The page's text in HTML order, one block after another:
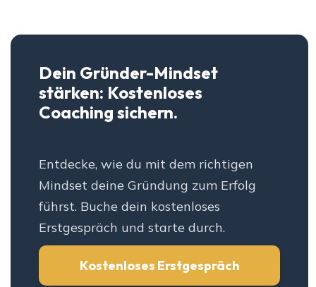
Dein Gründer-Mindset
stärken: Kostenloses
Coaching sichern.
Entdecke, wie du mit dem richtigen
Mindset deine Gründung zum Erfolg
führst. Buche dein kostenloses
Erstgespräch und starte durch.
Kostenloses Erstgespräch